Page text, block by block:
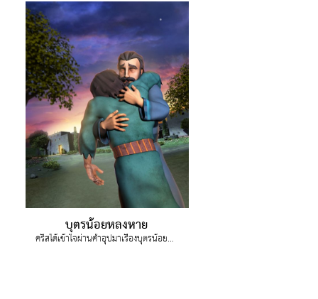
บุตรน้อยหลงหาย
คริสได้เข้าใจผ่านคำอุปมาเรื่องบุตรน้อยหลงหายว่าพระเจ้าจะยอมรับเรากลับสู่ครอบครัวพระองค์เสมอด้วยอ้อมแขนอันอบอุ่นเมื่อเราขอโทษ